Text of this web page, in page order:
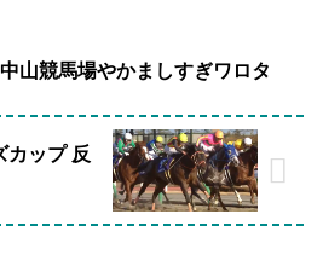
中山競馬場やかましすぎワロタ
カップ 反